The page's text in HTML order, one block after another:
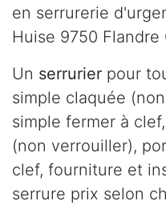
en serrurerie
Huise 9750 Flandre
Un serrurier pour
simple claquée
simple fermer à
(non verrouiller),
clef, fourniture et
serrure prix selon